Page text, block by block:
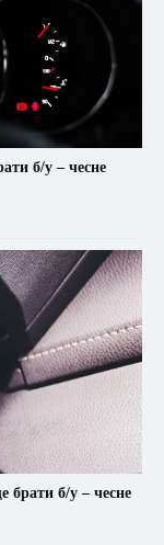
б/у – чесне
брати б/у – чесне